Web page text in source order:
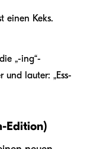
einen Keks.
„-ing“-
und lauter: „Ess-
Edition)